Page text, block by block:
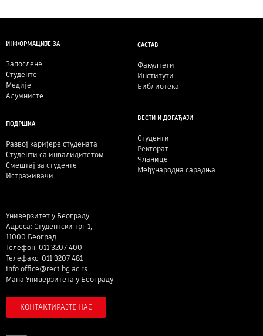
ИНФОРМАЦИЈЕ ЗА
Запослене
Студенте
Медије
Алумнисте
САСТАВ
Факултети
Институти
Библиотека
ПОДРШКА
Развој каријере студената
Студенти са инвалидитетом
Смештај за студенте
Истраживачи
ВЕСТИ И ДОГАЂАЈИ
Студенти
Ректорат
Чланице
Међународна сарадња
Универзитет у Београду
Адреса: Студентски трг 1,
11000 Београд
Телефон: 011 3207 400
Телефакс: 011 3207 481
info.office@rect.bg.ac.rs
Мапа Универзитета у Београду
КОНТАКТИРАЈТЕ НАС